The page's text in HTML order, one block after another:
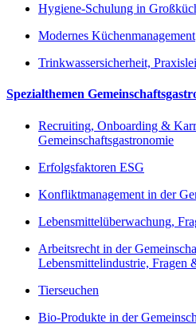
Hygiene-Schulung in
Modernes Küchenmanagement
Trinkwassersicherheit,
Spezialthemen
Recruiting, Onboarding &
Gemeinschaftsgastronomie
Erfolgsfaktoren ESG
Konfliktmanagement in der
Lebensmittelüberwachung,
Arbeitsrecht in der
Lebensmittelindustrie, Fragen
Tierseuchen
Bio-Produkte in der